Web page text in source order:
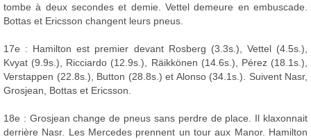
tombe à deux secondes et demie. Vettel demeure en embuscade.
Bottas et Ericsson changent leurs pneus.
17e : Hamilton est premier devant Rosberg (3.3s.), Vettel (4.5s.),
Kvyat (9.9s.), Ricciardo (12.9s.), Räikkönen (14.6s.), Pérez (18.1s.),
Verstappen (22.8s.), Button (28.8s.) et Alonso (34.1s.). Suivent Nasr,
Grosjean, Bottas et Ericsson.
18e : Grosjean change de pneus sans perdre de place. Il klaxonnait
derrière Nasr. Les Mercedes prennent un tour aux Manor. Hamilton